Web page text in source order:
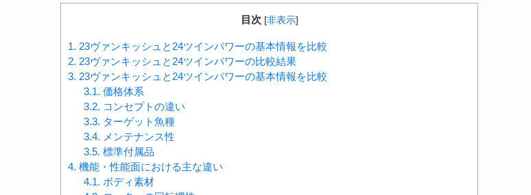
目次 [非表示]
1. 23ヴァンキッシュと24ツインパワーの基本情報を比較
2. 23ヴァンキッシュと24ツインパワーの比較結果
3. 23ヴァンキッシュと24ツインパワーの基本情報を比較
3.1. 価格体系
3.2. コンセプトの違い
3.3. ターゲット魚種
3.4. メンテナンス性
3.5. 標準付属品
4. 機能・性能面における主な違い
4.1. ボディ素材